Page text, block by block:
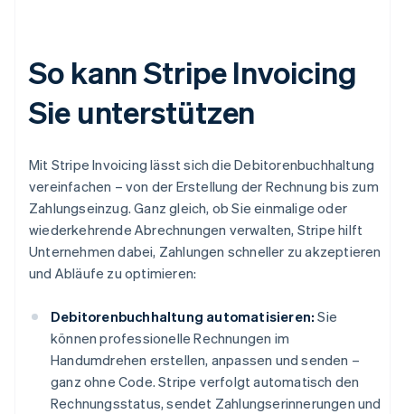
So kann Stripe Invoicing
Sie unterstützen
Mit Stripe Invoicing lässt sich die Debitorenbuchhaltung
vereinfachen – von der Erstellung der Rechnung bis zum
Zahlungseinzug. Ganz gleich, ob Sie einmalige oder
wiederkehrende Abrechnungen verwalten, Stripe hilft
Unternehmen dabei, Zahlungen schneller zu akzeptieren
und Abläufe zu optimieren:
Debitorenbuchhaltung automatisieren: Sie
können professionelle Rechnungen im
Handumdrehen erstellen, anpassen und senden –
ganz ohne Code. Stripe verfolgt automatisch den
Rechnungsstatus, sendet Zahlungserinnerungen und